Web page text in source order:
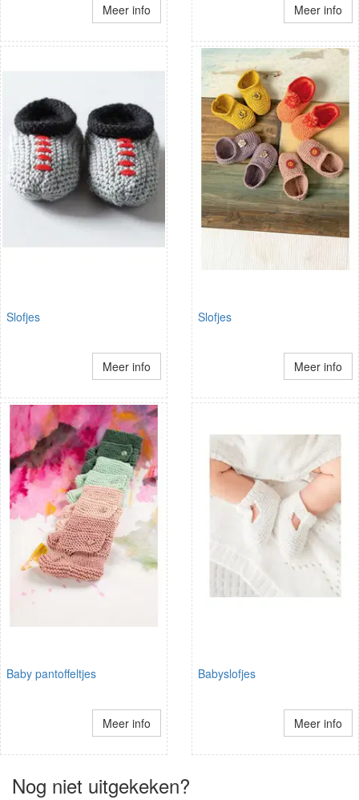
Meer info Meer info
Slofjes
Meer info
Slofjes
Meer info
Baby pantoffeltjes
Meer info
Babyslofjes
Meer info
Nog niet uitgekeken?